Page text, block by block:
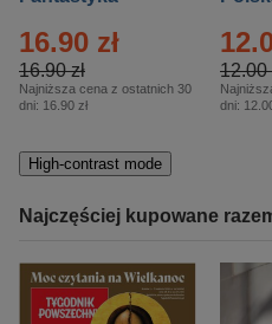
16.90 zł
16.90 zł
Najniższa cena z ostatnich 30
dni: 16.90 zł
12.00
dni:
High-contrast mode
Najczęściej kupowane